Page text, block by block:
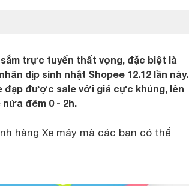
trực tuyến thất vọng, đặc biệt là
dịp sinh nhật Shopee 12.12 lần này.
đạp được sale với giá cực khủng, lên
đêm 0 - 2h.
hàng Xe máy mà các bạn có thể